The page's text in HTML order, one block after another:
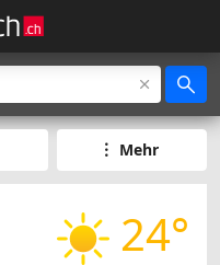
Mehr
24°